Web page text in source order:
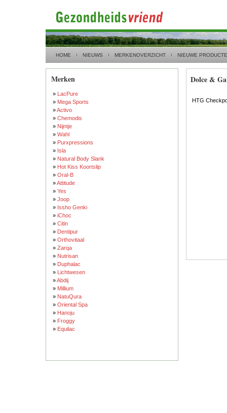
HOME NIEUWS MERKENOVERZICHT NIEUWE
Merken
» LacPure
» Mega Sports
»Activo
» Chemodis
» Nijntje
» Wahl
» Purxpressions
» Isla
» Natural Body Slank
» Hot Kiss Koortslip
» Oral-B
»Attitude
» Yes
» Joop
» Issho Genki
» iChoc
» Citin
» Dentipur
» Orthovitaal
» Zarqa
» Nutrisan
» Duphalac
» Lichtwesen
»Abdij
» Millium
» NatuQura
» Oriental Spa
» Hanoju
» Froggy
» Equilac
Dolce &
HTG